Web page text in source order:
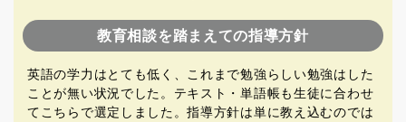
教育相談を踏まえての指導方針
英語の学力はとても低く、これまで勉強らしい勉強はした
ことが無い状況でした。テキスト・単語帳も生徒に合わせ
てこちらで選定しました。指導方針は単に教え込むのでは